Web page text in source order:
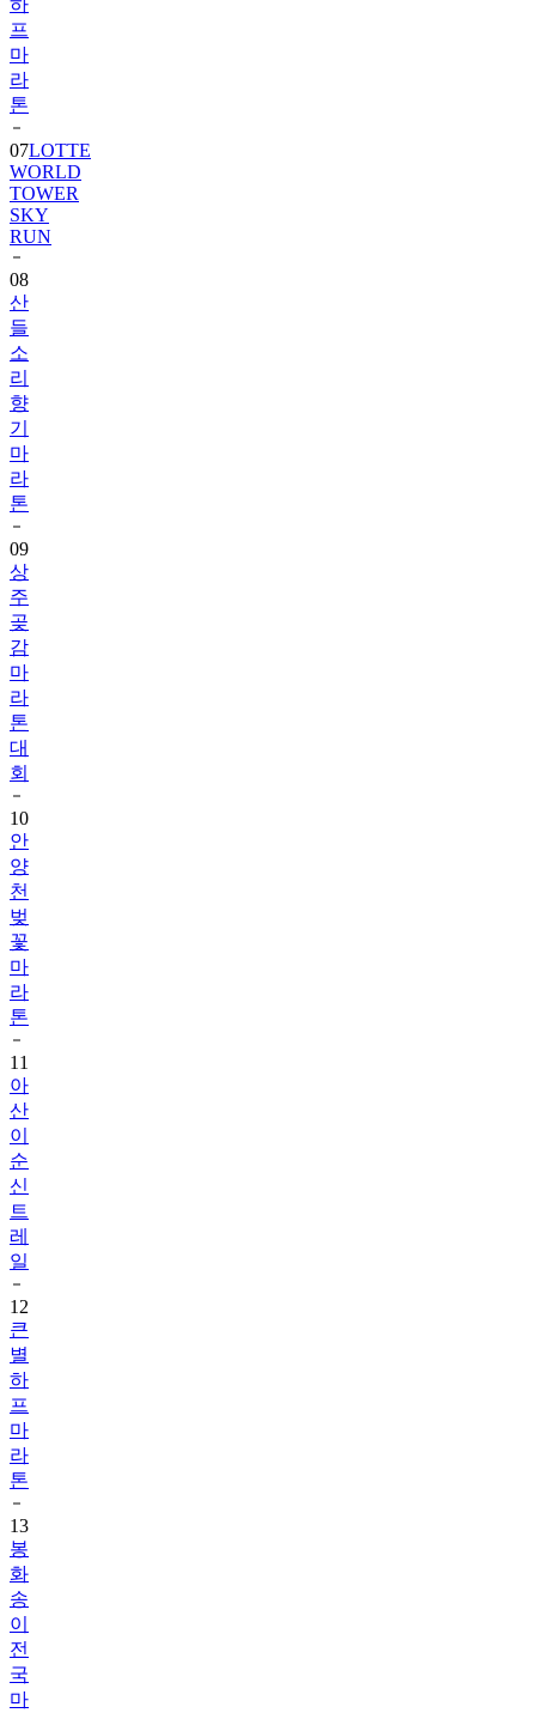
하
프
마
라
톤
07LOTTE
WORLD
TOWER
SKY
RUN
08
산
들
소
리
향
기
마
라
톤
09
상
주
곶
감
마
라
톤
대
회
10
안
양
천
벚
꽃
마
라
톤
11
아
산
이
순
신
트
레
일
12
큰
별
하
프
마
라
톤
13
봉
화
송
이
전
국
마